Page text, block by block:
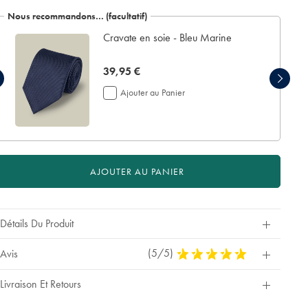
Nous recommandons… (facultatif)
Cravate en soie - Bleu Marine
now
39,95
€
39,95 €
Ajouter au Panier
AJOUTER AU PANIER
Détails Du Produit
Avis (5/5) 5
Stars
Livraison Et Retours